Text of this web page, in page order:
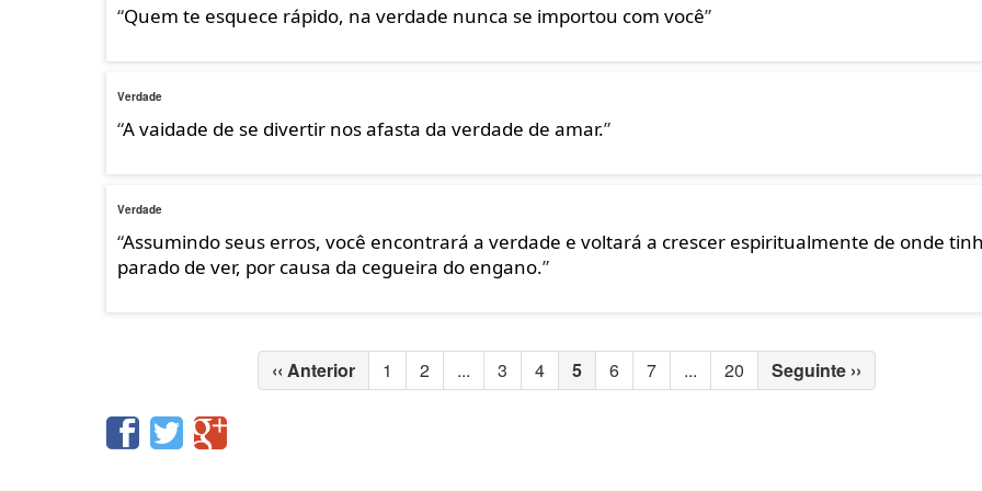
“Quem te esquece rápido, na verdade nunca se importou com você”
Verdade
“A vaidade de se divertir nos afasta da verdade de amar.”
Verdade
“Assumindo seus erros, você encontrará a verdade e voltará a crescer espiritualmente de onde
parado de ver, por causa da cegueira do engano.”
‹‹ Anterior 1 2 ... 3 4 5 6 7 ... 20 Seguinte ››